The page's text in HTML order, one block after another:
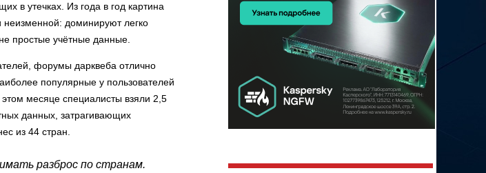
в утечках. Из года в год картина
неизменной: доминируют легко
простые учётные данные.
форумы дарквеба отлично
популярные у пользователей
месяце специалисты взяли 2,5
данных, затрагивающих
из 44 стран.
разброс по странам.